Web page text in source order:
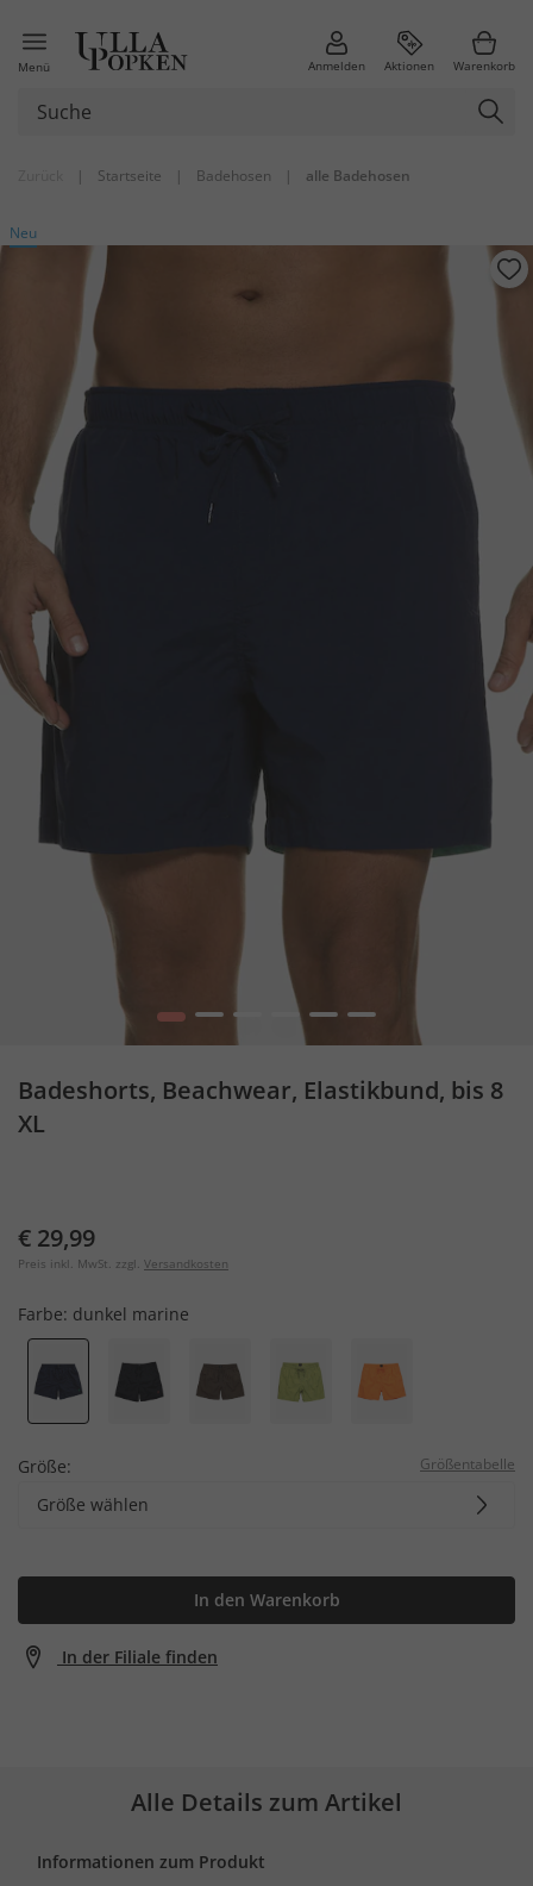
Menü Anmelden Aktionen Warenkorb
| Startseite | Badehosen | alle Badehosen
Neu
1 2 5 6
Badeshorts, Beachwear, Elastikbund, bis 8
XL
€ 29,99
Preis inkl. MwSt. zzgl. Versandkosten
Farbe: dunkel marine
Größe: Größentabelle
Größe wählen
In den Warenkorb
In der Filiale finden
Alle Details zum Artikel
Informationen zum Produkt